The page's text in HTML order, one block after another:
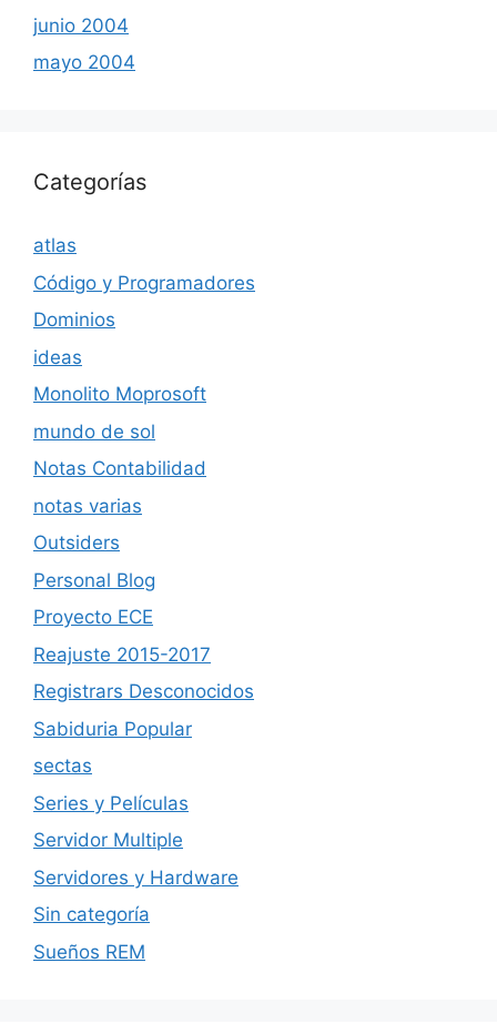
junio 2004
mayo 2004
Categorías
atlas
Código y Programadores
Dominios
ideas
Monolito Moprosoft
mundo de sol
Notas Contabilidad
notas varias
Outsiders
Personal Blog
Proyecto ECE
Reajuste 2015-2017
Registrars Desconocidos
Sabiduria Popular
sectas
Series y Películas
Servidor Multiple
Servidores y Hardware
Sin categoría
Sueños REM